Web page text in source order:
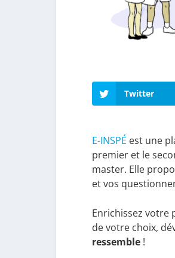
Twitter
E-INSPÉ est une
premier et le
master. Elle
et vos
Enrichissez votre
de votre choix,
ressemble !